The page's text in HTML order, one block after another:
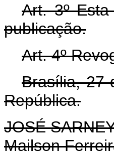
Art. 3º
publicação.
Art. 4º
Brasília, 27
República.
JOSÉ
Mailson